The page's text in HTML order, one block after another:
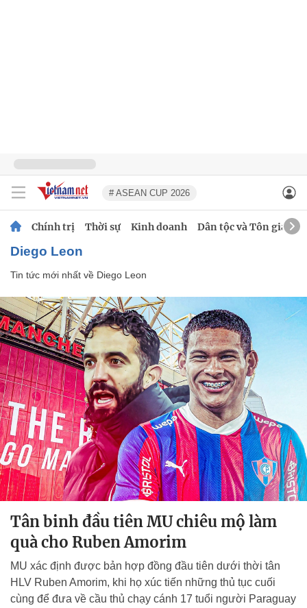
# ASEAN CUP 2026
Chính trị Thời sự Kinh doanh Dân tộc và Tôn giáo
Diego Leon
Tin tức mới nhất về Diego Leon
Tân binh đầu tiên MU chiêu mộ làm
quà cho Ruben Amorim
MU xác định được bản hợp đồng đầu tiên dưới thời tân
HLV Ruben Amorim, khi họ xúc tiến những thủ tục cuối
cùng để đưa về cầu thủ chạy cánh 17 tuổi người Paraguay